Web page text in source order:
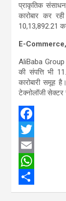
प्राकृतिक
कारोबार कर
10,13,892.21
E-Commerce,
AliBaba Group
की संपत्ति भी
कारोबारी समूह
टेक्नोलॉजी सेक्टर
F
a
c
e
b
T
w
t
E
m
a
W
h
S